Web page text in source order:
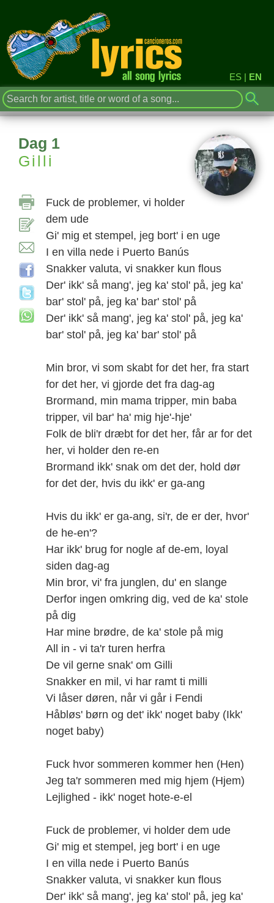
ES | EN
Dag 1
Gilli
Fuck de problemer, vi holder
dem ude
Gi' mig et stempel, jeg bort' i en uge
I en villa nede i Puerto Banús
Snakker valuta, vi snakker kun flous
Der' ikk' så mang', jeg ka' stol' på, jeg ka'
bar' stol' på, jeg ka' bar' stol' på
Der' ikk' så mang', jeg ka' stol' på, jeg ka'
bar' stol' på, jeg ka' bar' stol' på
Min bror, vi som skabt for det her, fra start
for det her, vi gjorde det fra dag-ag
Brormand, min mama tripper, min baba
tripper, vil bar' ha' mig hje'-hje'
Folk de bli'r dræbt for det her, får ar for det
her, vi holder den re-en
Brormand ikk' snak om det der, hold dør
for det der, hvis du ikk' er ga-ang
Hvis du ikk' er ga-ang, si'r, de er der, hvor'
de he-en'?
Har ikk' brug for nogle af de-em, loyal
siden dag-ag
Min bror, vi' fra junglen, du' en slange
Derfor ingen omkring dig, ved de ka' stole
på dig
Har mine brødre, de ka' stole på mig
All in - vi ta'r turen herfra
De vil gerne snak' om Gilli
Snakker en mil, vi har ramt ti milli
Vi låser døren, når vi går i Fendi
Håbløs' børn og det' ikk' noget baby (Ikk'
noget baby)
Fuck hvor sommeren kommer hen (Hen)
Jeg ta'r sommeren med mig hjem (Hjem)
Lejlighed - ikk' noget hote-e-el
Fuck de problemer, vi holder dem ude
Gi' mig et stempel, jeg bort' i en uge
I en villa nede i Puerto Banús
Snakker valuta, vi snakker kun flous
Der' ikk' så mang', jeg ka' stol' på, jeg ka'